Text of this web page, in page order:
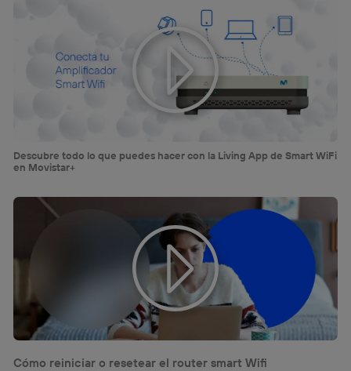
Descubre todo lo que puedes hacer con la Living App de Smart WiFi
en Movistar+
Cómo reiniciar o resetear el router smart Wifi